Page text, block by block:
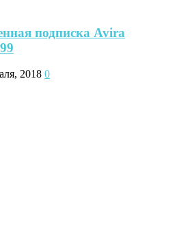
подписка Avira
2018 0